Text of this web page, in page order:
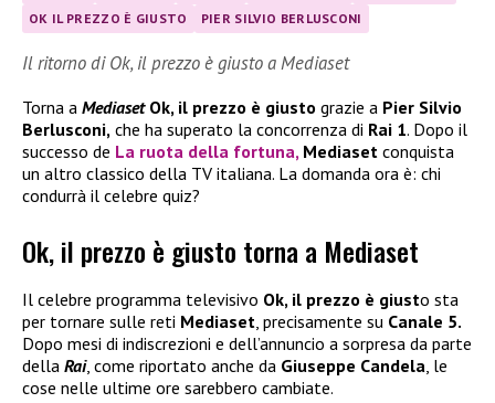
OK IL PREZZO È GIUSTO
PIER SILVIO BERLUSCONI
Il ritorno di Ok, il prezzo è giusto a Mediaset
Torna a Mediaset Ok, il prezzo è giusto grazie a Pier Silvio
Berlusconi, che ha superato la concorrenza di Rai 1. Dopo il
successo de La ruota della fortuna, Mediaset conquista
un altro classico della TV italiana. La domanda ora è: chi
condurrà il celebre quiz?
Ok, il prezzo è giusto torna a Mediaset
Il celebre programma televisivo Ok, il prezzo è giusto sta
per tornare sulle reti Mediaset, precisamente su Canale 5.
Dopo mesi di indiscrezioni e dell’annuncio a sorpresa da parte
della Rai, come riportato anche da Giuseppe Candela, le
cose nelle ultime ore sarebbero cambiate.